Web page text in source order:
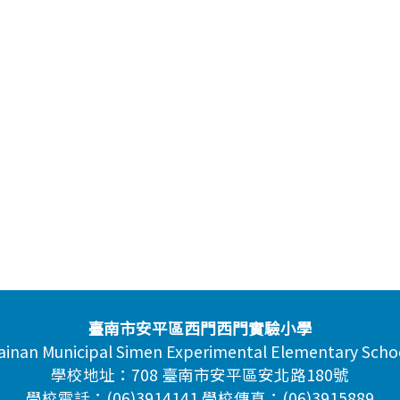
臺南市安平區西門西門實驗小學
Municipal Simen Experimental Elementary
學校地址：708 臺南市安平區安北路180號